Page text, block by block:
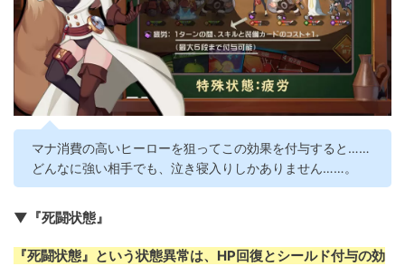
マナ消費の高いヒーローを狙ってこの効果を付与すると……
どんなに強い相手でも、泣き寝入りしかありません……。
▼『死闘状態』
『死闘状態』という状態異常は、HP回復とシールド付与の効